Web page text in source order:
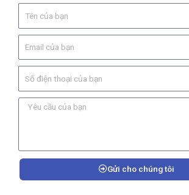
Gửi cho chúng tôi